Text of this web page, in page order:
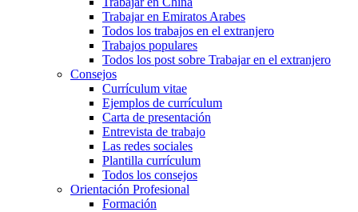
Trabajar en Emiratos Arabes
Todos los trabajos en el extranjero
Trabajos populares
Todos los post sobre Trabajar en el extranjero
Consejos
Currículum vitae
Ejemplos de currículum
Carta de presentación
Entrevista de trabajo
Las redes sociales
Plantilla currículum
Todos los consejos
Orientación Profesional
Formación